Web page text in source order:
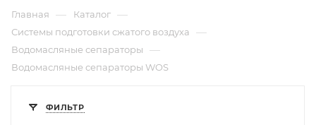
Главная — Каталог —
Системы подготовки сжатого воздуха —
Водомасляные сепараторы —
Водомасляные сепараторы WOS
ФИЛЬТР